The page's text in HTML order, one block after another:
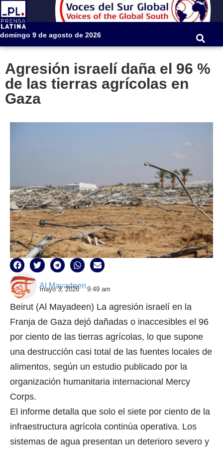
domingo 9 de agosto de 2026
Agresión israelí daña el 96 %
de las tierras agrícolas en
Gaza
Al Mayadeen
mayo 3, 2026 9:49 am
Beirut (Al Mayadeen) La agresión israelí en la
Franja de Gaza dejó dañadas o inaccesibles el 96
por ciento de las tierras agrícolas, lo que supone
una destrucción casi total de las fuentes locales de
alimentos, según un estudio publicado por la
organización humanitaria internacional Mercy
Corps.
El informe detalla que solo el siete por ciento de la
infraestructura agrícola continúa operativa. Los
sistemas de agua presentan un deterioro severo y